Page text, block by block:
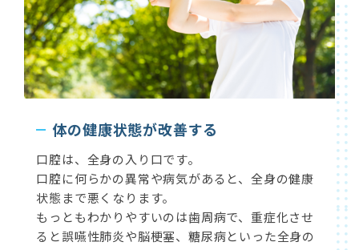
体の健康状態が改善する
口腔は、全身の入り口です。
口腔に何らかの異常や病気があると、全身の健康
状態まで悪くなります。
もっともわかりやすいのは歯周病で、重症化させ
ると誤嚥性肺炎や脳梗塞、糖尿病といった全身の